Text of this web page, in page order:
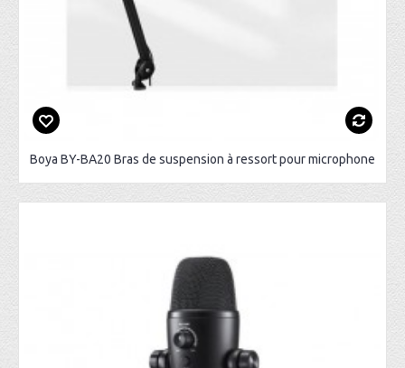
Boya BY-BA20 Bras de suspension à ressort pour microphone